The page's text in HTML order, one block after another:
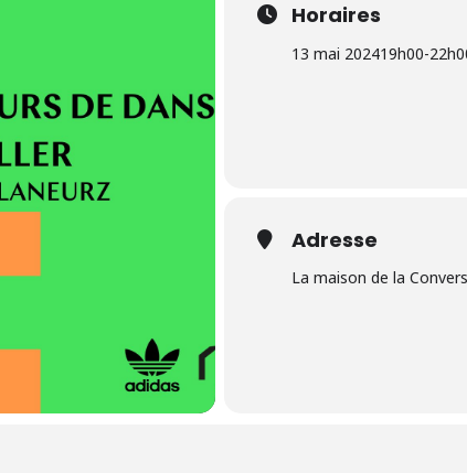
Horaires
13 mai 202419h00-
Adresse
La maison de la